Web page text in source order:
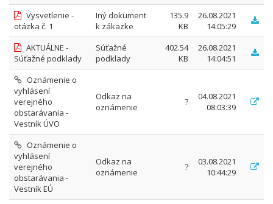
Vysvetlenie -
otázka č. 1
Iný dokument
k zákazke
135.9
KB
26.08.2021
14:05:29
AKTUÁLNE -
Súťažné podklady
Súťažné
podklady
402.54
KB
26.08.2021
14:04:51
Oznámenie o
vyhlásení
verejného
obstarávania -
Vestník ÚVO
Odkaz na
oznámenie
?
04.08.2021
08:03:39
Oznámenie o
vyhlásení
verejného
obstarávania -
Vestník EÚ
Odkaz na
oznámenie
?
03.08.2021
10:44:29